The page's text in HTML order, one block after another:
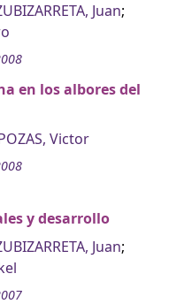
Juan;
en los albores del
Victor
y desarrollo
Juan;